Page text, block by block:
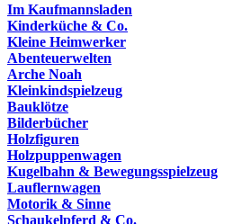
Im Kaufmannsladen
Kinderküche & Co.
Kleine Heimwerker
Abenteuerwelten
Arche Noah
Kleinkindspielzeug
Bauklötze
Bilderbücher
Holzfiguren
Holzpuppenwagen
Kugelbahn & Bewegungsspielzeug
Lauflernwagen
Motorik & Sinne
Schaukelpferd & Co.